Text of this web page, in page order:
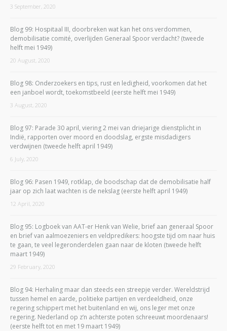
3 September, 2020
Blog 99: Hospitaal III, doorbreken wat kan het ons verdommen,
demobilisatie comité, overlijden Generaal Spoor verdacht? (tweede
helft mei 1949)
20 August, 2020
Blog 98: Onderzoekers en tips, rust en ledigheid, voorkomen dat het
een janboel wordt, toekomstbeeld (eerste helft mei 1949)
3 August, 2020
Blog 97: Parade 30 april, viering 2 mei van driejarige dienstplicht in
Indië, rapporten over moord en doodslag, ergste misdadigers
verdwijnen (tweede helft april 1949)
6 July, 2020
Blog 96: Pasen 1949, rotklap, de boodschap dat de demobilisatie half
jaar op zich laat wachten is de nekslag (eerste helft april 1949)
12 April, 2020
Blog 95: Logboek van AAT-er Henk van Welie, brief aan generaal Spoor
en brief van aalmoezeniers en veldpredikers: hoogste tijd om naar huis
te gaan, te veel legeronderdelen gaan naar de kloten (tweede helft
maart 1949)
29 February, 2020
Blog 94: Herhaling maar dan steeds een streepje verder. Wereldstrijd
tussen hemel en aarde, politieke partijen en verdeeldheid, onze
regering schippert met het buitenland en wij, ons leger met onze
regering. Nederland op z’n achterste poten schreeuwt moordenaars!
(eerste helft tot en met 19 maart 1949)